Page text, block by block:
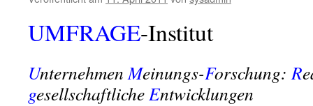
UMFRAGE-Institut
UnternehmenMeinungs-Forschung:R
gesellschaftlicheEntwicklungen